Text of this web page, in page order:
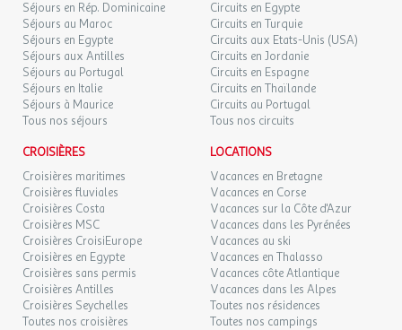
Séjours en Rép. Dominicaine
Séjours au Maroc
Séjours en Egypte
Séjours aux Antilles
Séjours au Portugal
Séjours en Italie
Séjours à Maurice
Tous nos séjours
Circuits en Egypte
Circuits en Turquie
Circuits aux Etats-Unis (USA)
Circuits en Jordanie
Circuits en Espagne
Circuits en Thaïlande
Circuits au Portugal
Tous nos circuits
CROISIÈRES
Croisières maritimes
Croisières fluviales
Croisières Costa
Croisières MSC
Croisières CroisiEurope
Croisières en Egypte
Croisières sans permis
Croisières Antilles
Croisières Seychelles
Toutes nos croisières
LOCATIONS
Vacances en Bretagne
Vacances en Corse
Vacances sur la Côte d'Azur
Vacances dans les Pyrénées
Vacances au ski
Vacances en Thalasso
Vacances côte Atlantique
Vacances dans les Alpes
Toutes nos résidences
Toutes nos campings